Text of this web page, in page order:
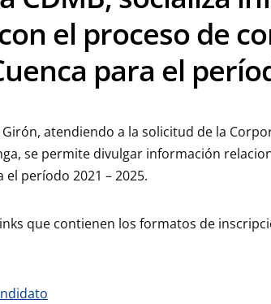
el proceso de
para el
atendiendo a la solicitud de la
se permite divulgar información
el período 2021 – 2025.
que contienen los formatos de